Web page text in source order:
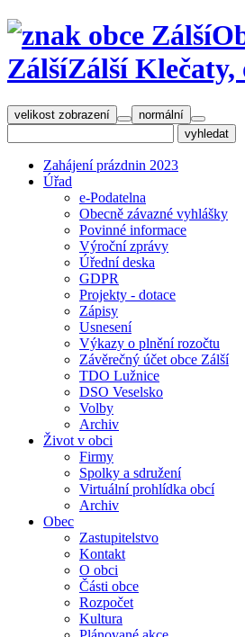
ZálšíZálší Klečaty,
velikost zobrazení normální
Zahájení prázdnin 2023
Úřad
e-Podatelna
Obecně závazné vyhlášky
Povinné informace
Výroční zprávy
Úřední deska
GDPR
Projekty - dotace
Zápisy
Usnesení
Výkazy o plnění rozočtu
Závěrečný účet obce Zálší
TDO Lužnice
DSO Veselsko
Volby
Archiv
Život v obci
Firmy
Spolky a sdružení
Virtuální prohlídka obcí
Archiv
Obec
Zastupitelstvo
Kontakt
O obci
Části obce
Rozpočet
Kultura